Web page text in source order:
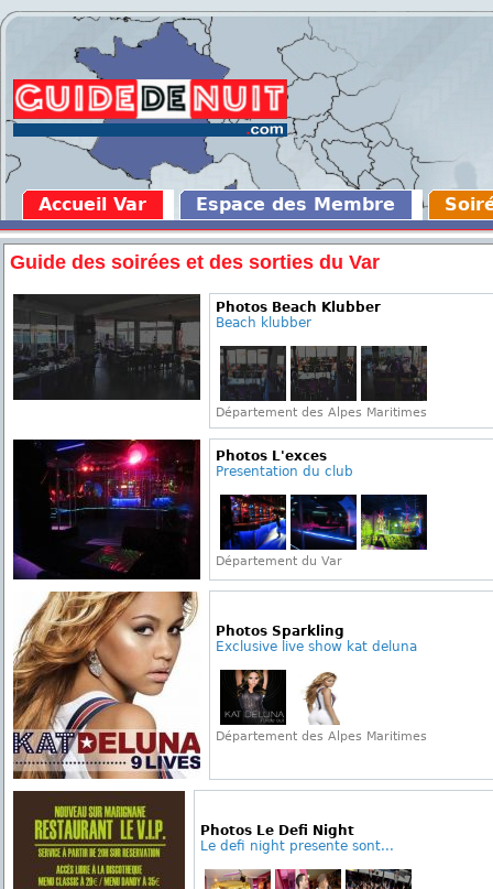
Accueil Var Espace des Membre
Guide des soirées et des sorties du Var
Photos Beach Klubber
Beach klubber
Département des Alpes Maritimes
Photos L'exces
Presentation du club
Département du Var
Photos Sparkling
Exclusive live show kat deluna
Département des Alpes Maritimes
Photos Le Defi Night
Le defi night presente sont...